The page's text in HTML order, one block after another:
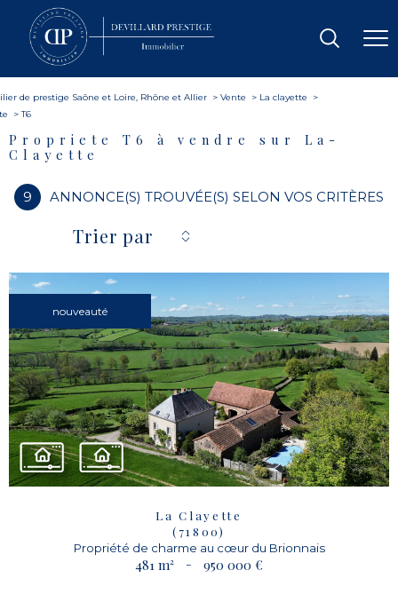
de prestige Saône et Loire, Rhône et Allier Vente
La clayette
T6
Propriete T6 à vendre sur La-
Clayette
9 ANNONCE(S) TROUVÉE(S) SELON VOS CRITÈRES
Trier par
nouveauté
La Clayette
(71800)
Propriété de charme au cœur du Brionnais
481 m² - 950 000 €